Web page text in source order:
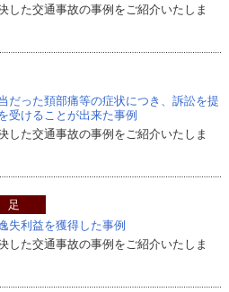
した交通事故の事例をご紹介いたしま
だった頚部痛等の症状につき、訴訟を提
受けることが出来た事例
した交通事故の事例をご紹介いたしま
足
失利益を獲得した事例
した交通事故の事例をご紹介いたしま